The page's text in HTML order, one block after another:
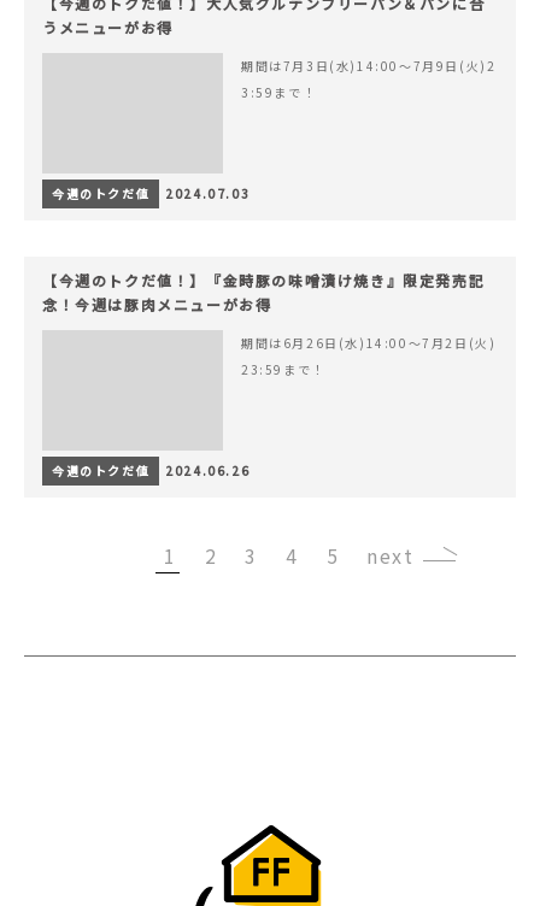
うメニューがお得
期間は7月3日(水)14:00〜7月9日(火)2
3:59まで！
今週のトクだ値 2024.07.03
【今週のトクだ値！】『金時豚の味噌漬け焼き』限定発売記
念！今週は豚肉メニューがお得
期間は6月26日(水)14:00〜7月2日(火)
23:59まで！
今週のトクだ値 2024.06.26
1 2 3 4 5 ›